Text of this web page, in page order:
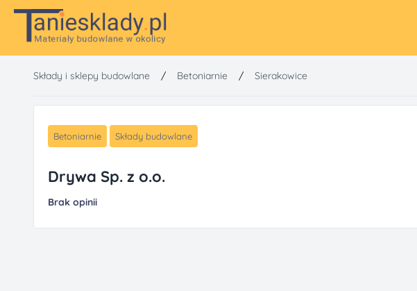
Składy i sklepy budowlane / Betoniarnie / Sierakowice
Betoniarnie Składy budowlane
Drywa Sp. z o.o.
Brak opinii